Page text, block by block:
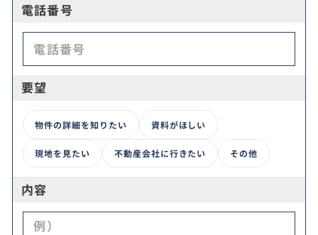
電話番号
要望
物件の詳細を知りたい 資料がほしい
現地を見たい 不動産会社に行きたい その他
内容